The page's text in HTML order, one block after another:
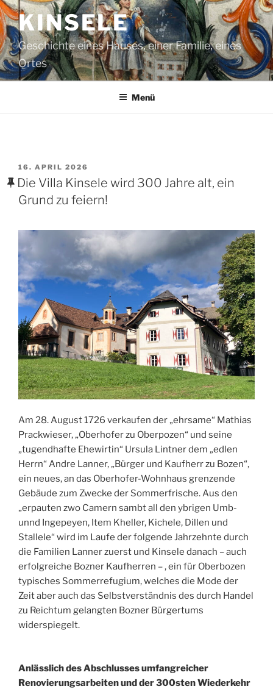
Zum
Inhalt
springenKINSELE
Geschichte eines Hauses, einer Familie, eines
Ortes
Menü
VERÖFFENTLICHT
AM
16. APRIL 2026
Die Villa Kinsele wird 300 Jahre alt, ein
Grund zu feiern!
Am 28. August 1726 verkaufen der „ehrsame“ Mathias
Prackwieser, „Oberhofer zu Oberpozen“ und seine
„tugendhafte Ehewirtin“ Ursula Lintner dem „edlen
Herrn“ Andre Lanner, „Bürger und Kaufherr zu Bozen“,
ein neues, an das Oberhofer-Wohnhaus grenzende
Gebäude zum Zwecke der Sommerfrische. Aus den
„erpauten zwo Camern sambt all den ybrigen Umb-
unnd Ingepeyen, Item Kheller, Kichele, Dillen und
Stallele“ wird im Laufe der folgende Jahrzehnte durch
die Familien Lanner zuerst und Kinsele danach – auch
erfolgreiche Bozner Kaufherren – , ein für Oberbozen
typisches Sommerrefugium, welches die Mode der
Zeit aber auch das Selbstverständnis des durch Handel
zu Reichtum gelangten Bozner Bürgertums
widerspiegelt.
Anlässlich des Abschlusses umfangreicher
Renovierungsarbeiten und der 300sten Wiederkehr